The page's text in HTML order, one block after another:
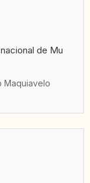
de Mu
Maquiavelo